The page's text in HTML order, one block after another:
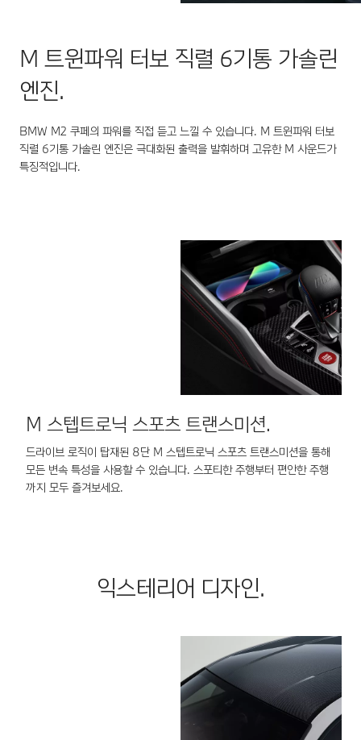
M 트윈파워 터보 직렬 6기통 가솔린
엔진.
BMW M2 쿠페의 파워를 직접 듣고 느낄 수 있습니다. M 트윈파워 터보
직렬 6기통 가솔린 엔진은 극대화된 출력을 발휘하며 고유한 M 사운드가
특징적입니다.
M 스텝트로닉 스포츠 트랜스미션.
드라이브 로직이 탑재된 8단 M 스텝트로닉 스포츠 트랜스미션을 통해
모든 변속 특성을 사용할 수 있습니다. 스포티한 주행부터 편안한 주행
까지 모두 즐겨보세요.
익스테리어 디자인.